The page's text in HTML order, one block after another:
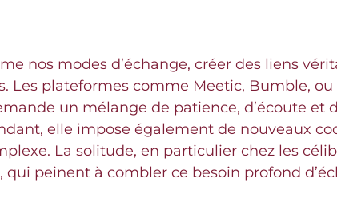
nos modes d’échange, créer des liens
Les plateformes comme Meetic, Bumble,
un mélange de patience, d’écoute et
elle impose également de nouveaux
La solitude, en particulier chez les
peinent à combler ce besoin profond